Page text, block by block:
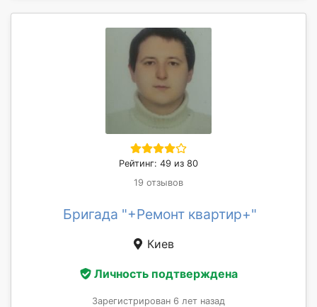
Рейтинг: 49 из 80
19 отзывов
Бригада "+Ремонт квартир+"
Киев
Личность подтверждена
Зарегистрирован 6 лет назад